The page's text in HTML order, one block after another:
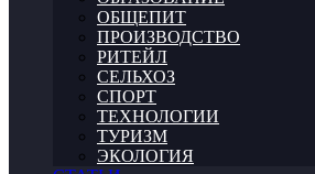
ОБЩЕПИТ
ПРОИЗВОДСТВО
РИТЕЙЛ
СЕЛЬХОЗ
СПОРТ
ТЕХНОЛОГИИ
ТУРИЗМ
ЭКОЛОГИЯ